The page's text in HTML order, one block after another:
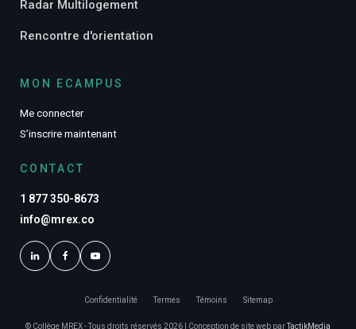
Radar Multilogement
Rencontre d'orientation
MON ECAMPUS
Me connecter
S’inscrire maintenant
CONTACT
1 877 350-8673
info@mrex.co
© Collège MREX - Tous droits réservés 2026 | Conception de site web parTactikMedia
Confidentialité Termes Témoins Sitemap